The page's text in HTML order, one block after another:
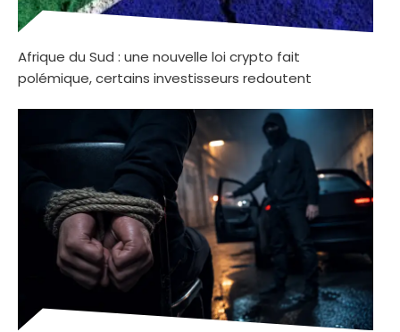
Afrique du Sud : une nouvelle loi crypto fait
polémique, certains investisseurs redoutent